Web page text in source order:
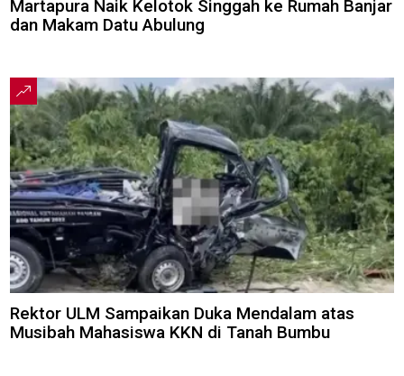
Martapura Naik Kelotok Singgah ke Rumah Banjar
dan Makam Datu Abulung
Rektor ULM Sampaikan Duka Mendalam atas
Musibah Mahasiswa KKN di Tanah Bumbu